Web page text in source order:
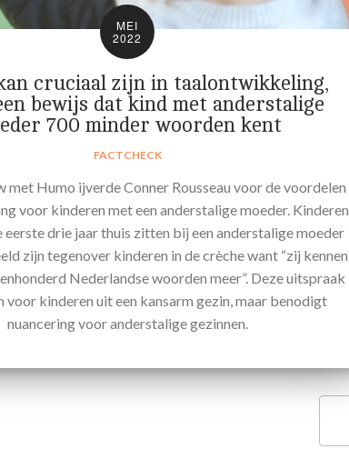
MEI
2022
cruciaal zijn in taalontwikkeling,
bewijs dat kind met anderstalige
700 minder woorden kent
FACTCHECK
met Humo ijverde Conner Rousseau voor de voordelen
voor kinderen met een anderstalige moeder. Kinderen
eerste drie jaar thuis zitten bij een anderstalige moeder
zijn tegenover kinderen in de crèche want “zij kennen
Nederlandse woorden meer”. Deze uitspraak
voor kinderen uit een kansarm gezin, maar benodigt
nuancering voor anderstalige gezinnen.